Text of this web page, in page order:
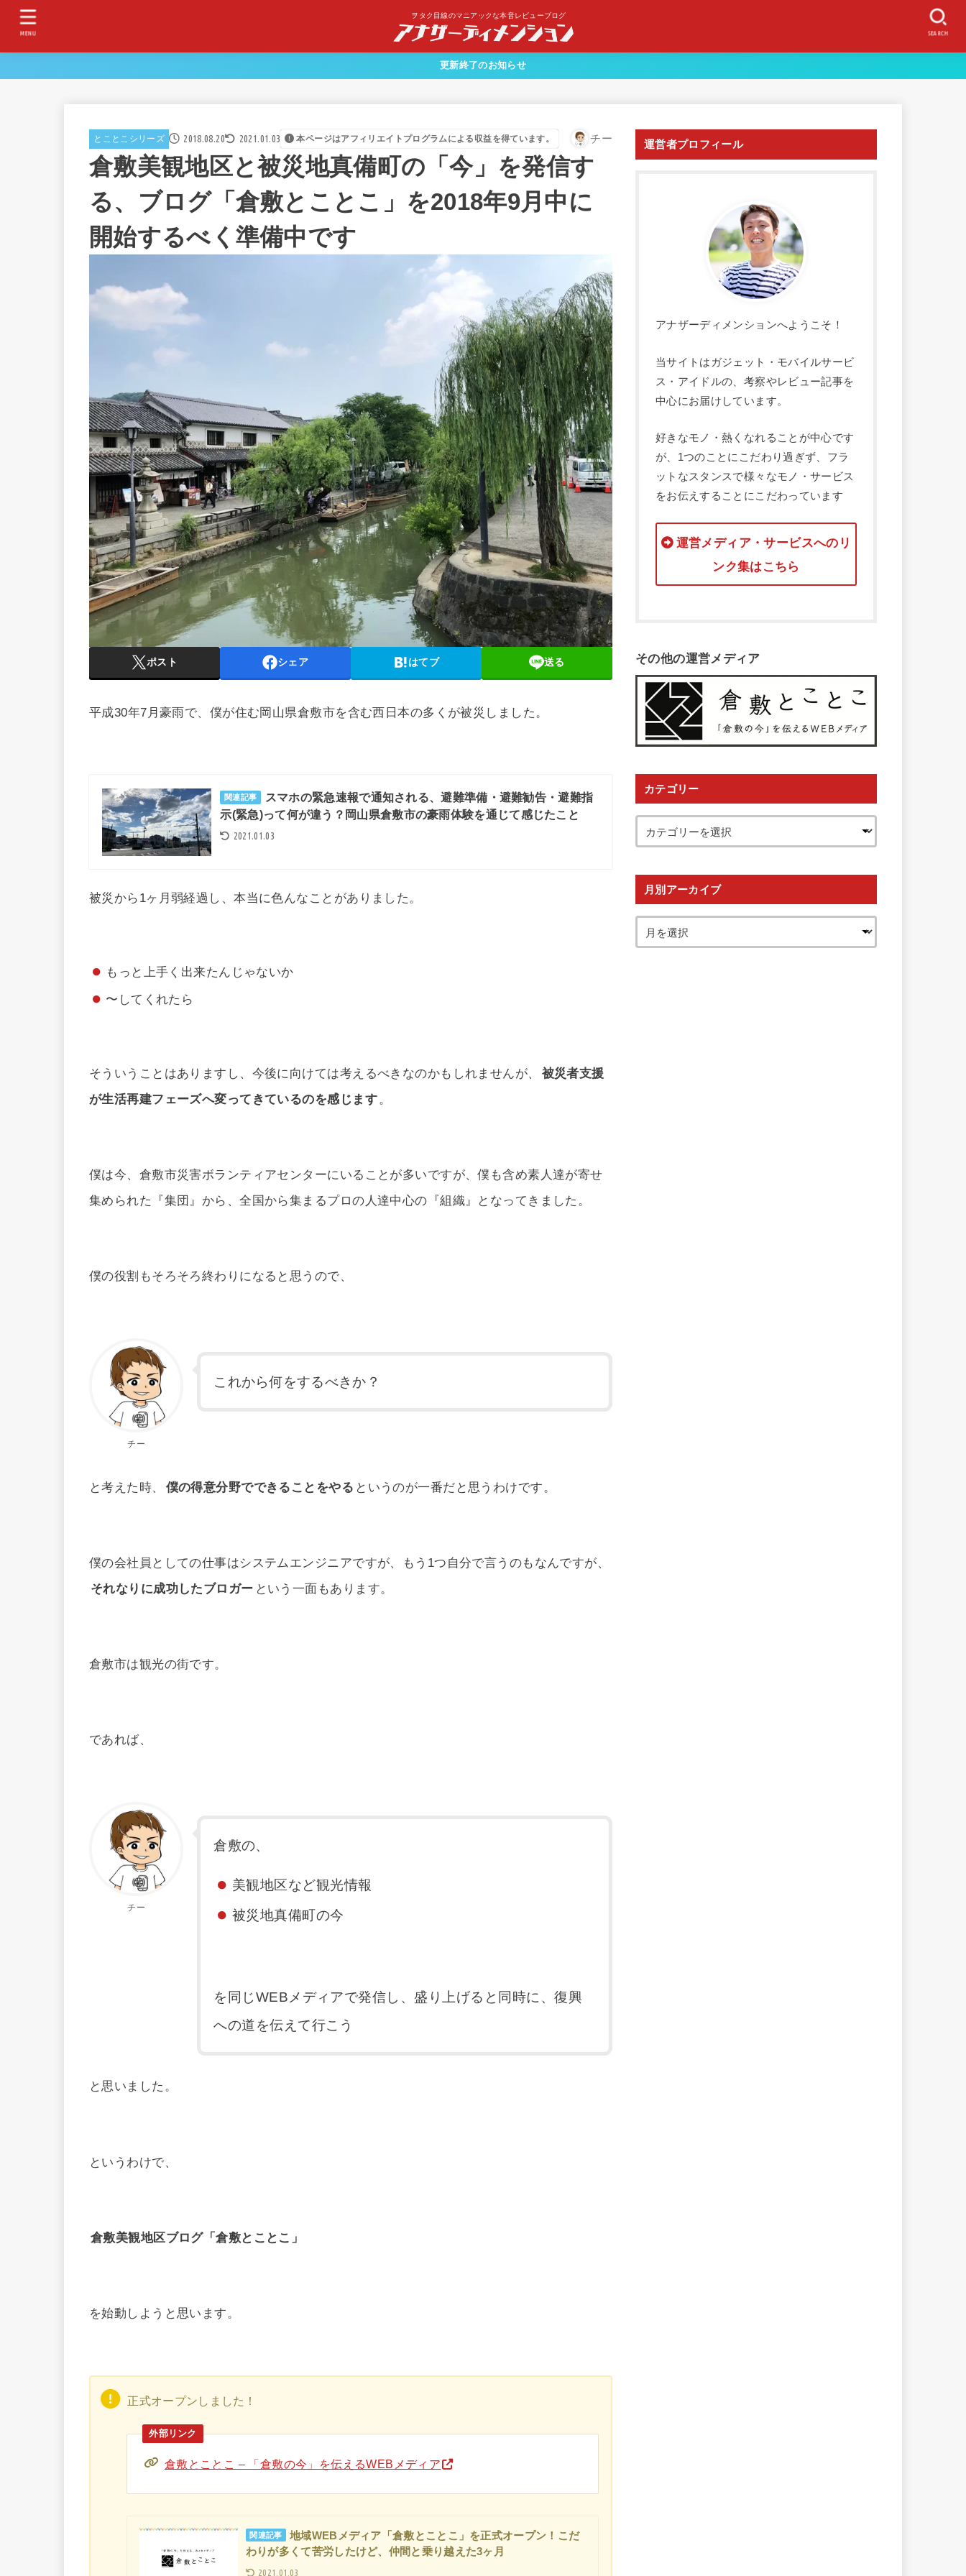
ヲタク目線のマニアックな本音レビューブログ
SEARCH
MENU
更新終了のお知らせ
とことこシリーズ 2018.08.20 2021.01.03 本ページはアフィリエイトプログラムによる収益を得ています。 チー
倉敷美観地区と被災地真備町の「今」を発信す
る、ブログ「倉敷とことこ」を2018年9月中に
開始するべく準備中です
ポスト シェア はてブ 送る
平成30年7月豪雨で、僕が住む岡山県倉敷市を含む西日本の多くが被災しました。
関連記事
スマホの緊急速報で通知される、避難準備・避難勧告・避難指
示(緊急)って何が違う？岡山県倉敷市の豪雨体験を通じて感じたこと
2021.01.03
被災から1ヶ月弱経過し、本当に色んなことがありました。
もっと上手く出来たんじゃないか
〜してくれたら
そういうことはありますし、今後に向けては考えるべきなのかもしれませんが、
被災者支援
が生活再建フェーズへ変ってきているのを感じます 。
僕は今、倉敷市災害ボランティアセンターにいることが多いですが、僕も含め素人達が寄せ
集められた『集団』から、全国から集まるプロの人達中心の『組織』となってきました。
僕の役割もそろそろ終わりになると思うので、
チー
これから何をするべきか？
と考えた時、 僕の得意分野でできることをやる というのが一番だと思うわけです。
僕の会社員としての仕事はシステムエンジニアですが、もう1つ自分で言うのもなんですが、
それなりに成功したブロガー という一面もあります。
倉敷市は観光の街です。
であれば、
チー
倉敷の、
美観地区など観光情報
被災地真備町の今
を同じWEBメディアで発信し、盛り上げると同時に、復興
への道を伝えて行こう
と思いました。
というわけで、
倉敷美観地区ブログ「倉敷とことこ」
を始動しようと思います。
正式オープンしました！
倉敷とことこ – 「倉敷の今」を伝えるWEBメディア
関連記事
地域WEBメディア「倉敷とことこ」を正式オープン！こだ
わりが多くて苦労したけど、仲間と乗り越えた3ヶ月
2021.01.03
運営者プロフィール
アナザーディメンションへようこそ！
当サイトはガジェット・モバイルサービ
ス・アイドルの、考察やレビュー記事を
中心にお届けしています。
好きなモノ・熱くなれることが中心です
が、1つのことにこだわり過ぎず、フラ
ットなスタンスで様々なモノ・サービス
をお伝えすることにこだわっています
運営メディア・サービスへのリ
ンク集はこちら
その他の運営メディア
カテゴリー
月別アーカイブ